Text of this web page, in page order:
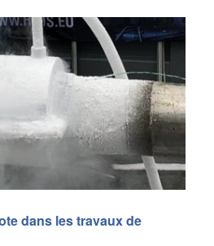
dans les travaux de